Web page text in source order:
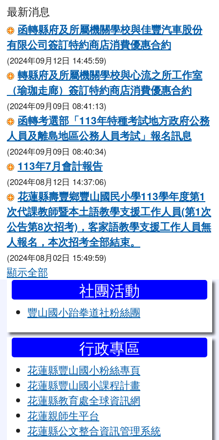
最新消息
函轉縣府及所屬機關學校與佳豐汽車股份
有限公司簽訂特約商店消費優惠合約
(2024年09月12日 14:45:59)
轉縣府及所屬機關學校與心流之所工作室
（瑜珈走廊）簽訂特約商店消費優惠合約
(2024年09月09日 08:41:13)
函轉考選部「113年特種考試地方政府公務
人員及離島地區公務人員考試」報名訊息
(2024年09月09日 08:40:34)
113年7月會計報告
(2024年08月12日 14:37:06)
花蓮縣壽豐鄉豐山國民小學113學年度第1
次代課教師暨本土語教學支援工作人員(第1次
公告第8次招考)，客家語教學支援工作人員無
人報名，本次招考全部結束。
(2024年08月02日 15:49:59)
顯示全部
左邊區域內容 社團活動
豐山國小跆拳道社粉絲團
行政專區
花蓮縣豐山國小粉絲專頁
花蓮縣豐山國小課程計畫
花蓮縣教育處全球資訊網
花蓮親師生平台
花蓮縣公文整合資訊管理系統